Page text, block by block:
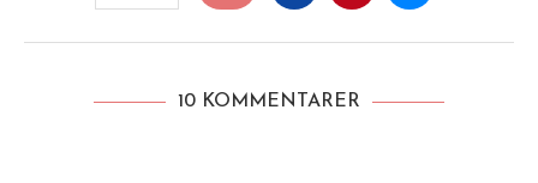
10 KOMMENTARER